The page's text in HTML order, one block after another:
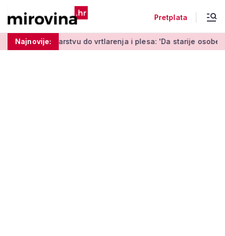
Pretplata
Najnovije:
do vrtlarenja i plesa: 'Da starije osobe ne ostavimo same'